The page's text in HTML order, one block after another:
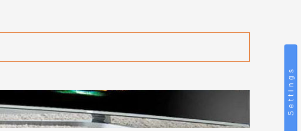
Settings